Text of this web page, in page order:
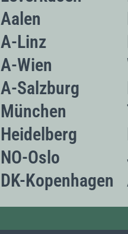
Aalen
A-Linz
A-Wien
A-Salzburg
München
Heidelberg
NO-Oslo
DK-Kopenhagen